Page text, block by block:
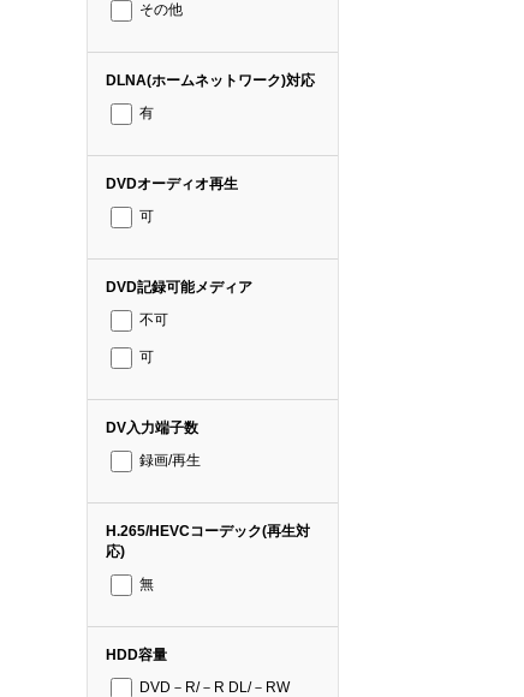
その他
DLNA(ホームネットワーク)対応
有
DVDオーディオ再生
可
DVD記録可能メディア
不可
可
DV入力端子数
録画/再生
H.265/HEVCコーデック(再生対
応)
無
HDD容量
DVD－R/－R DL/－RW